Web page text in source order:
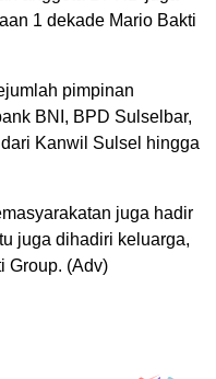
1 dekade Mario Bakti
pimpinan
BNI, BPD Sulselbar,
Kanwil Sulsel hingga
juga hadir
juga dihadiri keluarga,
Group. (Adv)